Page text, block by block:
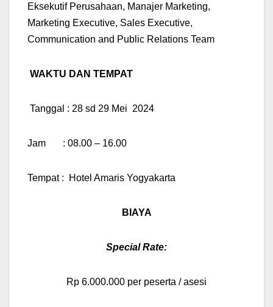
Eksekutif Perusahaan, Manajer Marketing,
Marketing Executive, Sales Executive,
Communication and Public Relations Team
WAKTU DAN TEMPAT
Tanggal : 28 sd 29 Mei 2024
Jam : 08.00 – 16.00
Tempat : Hotel Amaris Yogyakarta
BIAYA
Special Rate:
Rp 6.000.000 per peserta / asesi